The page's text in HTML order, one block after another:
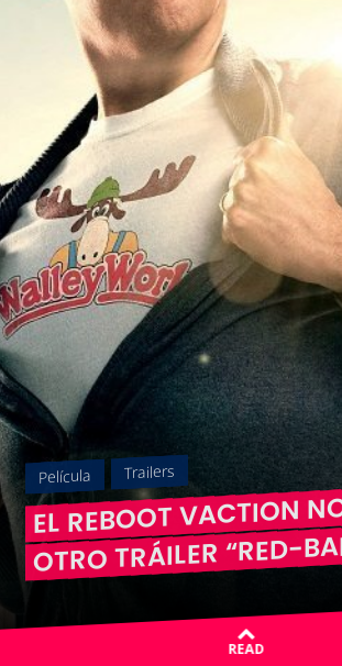
Película Trailers
EL REBOOT VACTION
OTRO TRÁILER “RED-
READ